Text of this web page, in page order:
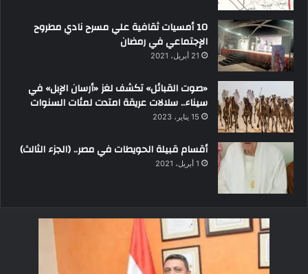
10 أمسيات ثقافية علي مسرح نادي مطروح
الإجتماعي في رمضان
21 أبريل، 2021
«صوت القبائل» تكشف لغز «أرسان الإبل» في
سيناء.. سلالات عريقة امتدت لمئات السنوات
15 يناير، 2023
أقسام قبيلة الحويطات في مصر.. (الجزء الثالث)
1 أبريل، 2021